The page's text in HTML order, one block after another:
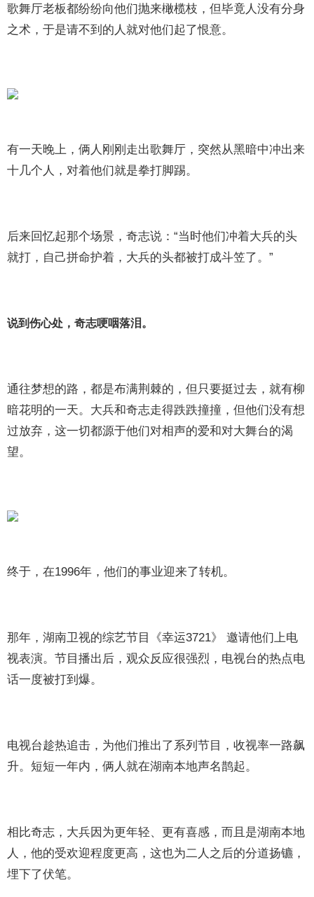
歌舞厅老板都纷纷向他们抛来橄榄枝，但毕竟人没有分身
之术，于是请不到的人就对他们起了恨意。
有一天晚上，俩人刚刚走出歌舞厅，突然从黑暗中冲出来
十几个人，对着他们就是拳打脚踢。
后来回忆起那个场景，奇志说：“当时他们冲着大兵的头
就打，自己拼命护着，大兵的头都被打成斗笠了。”
说到伤心处，奇志哽咽落泪。
通往梦想的路，都是布满荆棘的，但只要挺过去，就有柳
暗花明的一天。大兵和奇志走得跌跌撞撞，但他们没有想
过放弃，这一切都源于他们对相声的爱和对大舞台的渴
望。
终于，在1996年，他们的事业迎来了转机。
那年，湖南卫视的综艺节目《幸运3721》 邀请他们上电
视表演。节目播出后，观众反应很强烈，电视台的热点电
话一度被打到爆。
电视台趁热追击，为他们推出了系列节目，收视率一路飙
升。短短一年内，俩人就在湖南本地声名鹊起。
相比奇志，大兵因为更年轻、更有喜感，而且是湖南本地
人，他的受欢迎程度更高，这也为二人之后的分道扬镳，
埋下了伏笔。